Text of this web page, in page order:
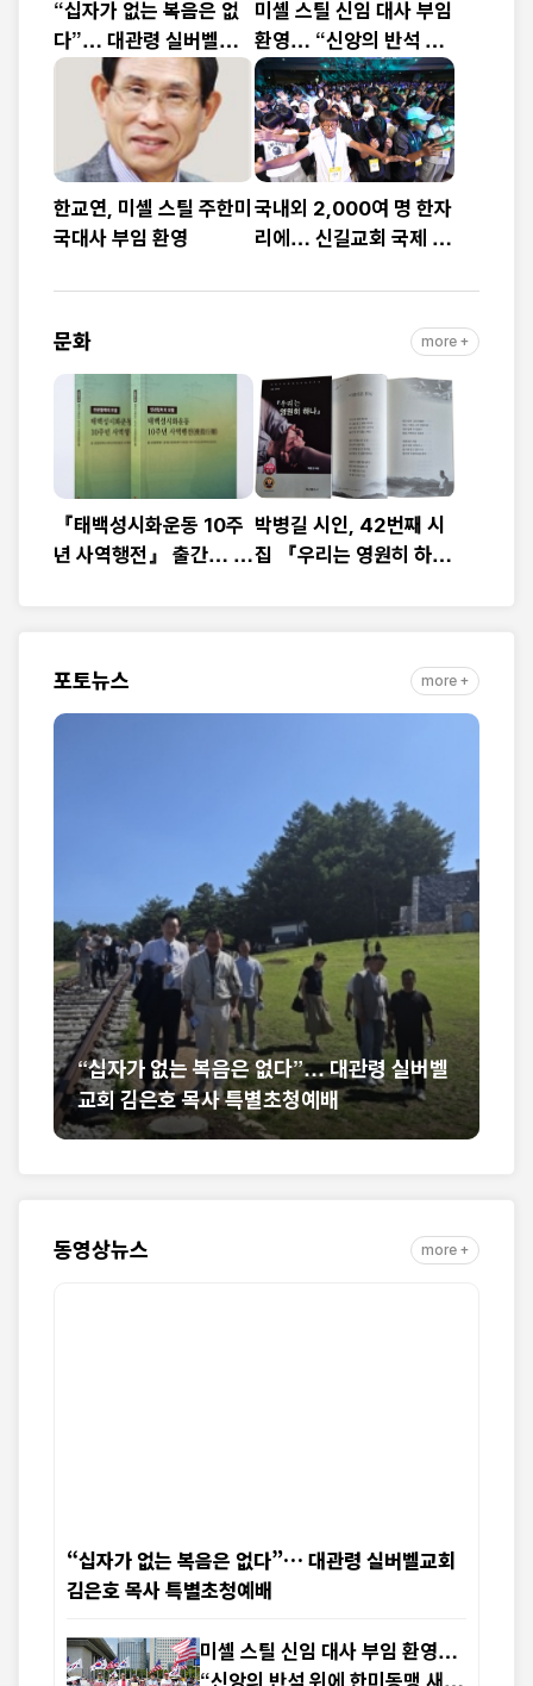
“십자가 없는 복음은 없
다”… 대관령 실버벨교
회 김은호 목사 특별초청
미셸 스틸 신임 대사 부임
환영… “신앙의 반석 위
에 한미동맹 새 도약 기
대”
한교연, 미셸 스틸 주한미
국대사 부임 환영
국내외 2,000여 명 한자
리에… 신길교회 국제 청
성료
문화 more +
『태백성시화운동 10주
년 사역행전』 출간… 교
박병길 시인, 42번째 시
집 『우리는 영원히 하
포토뉴스 more +
“십자가 없는 복음은 없다”… 대관령 실버벨
교회 김은호 목사 특별초청예배
동영상뉴스 more +
“십자가 없는 복음은 없다”… 대관령 실버벨교회
김은호 목사 특별초청예배
미셸 스틸 신임 대사 부임 환영…
“신앙의 반석 위에 한미동맹 새